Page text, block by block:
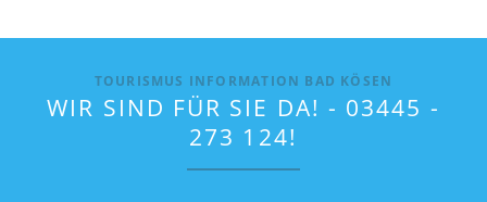
TOURISMUS INFORMATION BAD KÖSEN
WIR SIND FÜR SIE DA! - 03445 -
273 124!